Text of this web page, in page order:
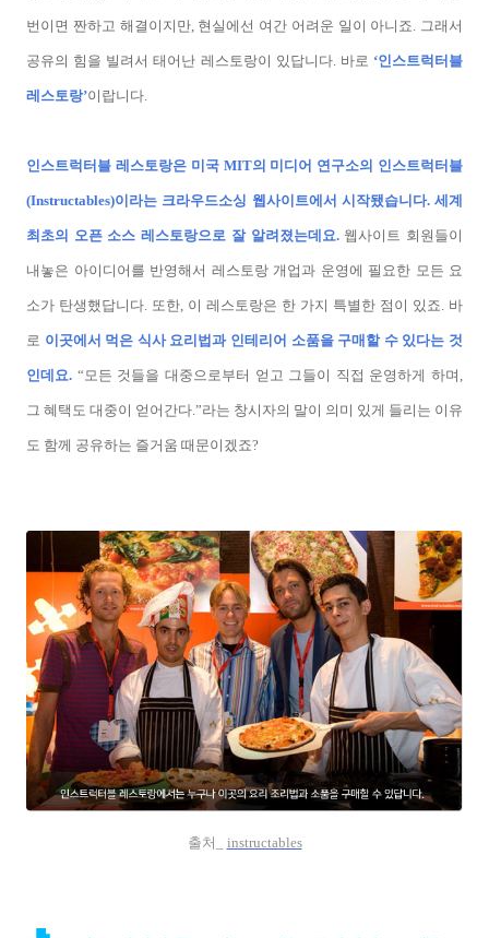
번이면 짠하고 해결이지만, 현실에선 여간 어려운 일이 아니죠. 그래서
공유의 힘을 빌려서 태어난 레스토랑이 있답니다. 바로 ‘인스트럭터블
레스토랑’이랍니다.
인스트럭터블 레스토랑은 미국 MIT의 미디어 연구소의 인스트럭터블
(Instructables)이라는 크라우드소싱 웹사이트에서 시작됐습니다. 세계
최초의 오픈 소스 레스토랑으로 잘 알려졌는데요. 웹사이트 회원들이
내놓은 아이디어를 반영해서 레스토랑 개업과 운영에 필요한 모든 요
소가 탄생했답니다. 또한, 이 레스토랑은 한 가지 특별한 점이 있죠. 바
로 이곳에서 먹은 식사 요리법과 인테리어 소품을 구매할 수 있다는 것
인데요. “모든 것들을 대중으로부터 얻고 그들이 직접 운영하게 하며,
그 혜택도 대중이 얻어간다.”라는 창시자의 말이 의미 있게 들리는 이유
도 함께 공유하는 즐거움 때문이겠죠?
출처_ instructables